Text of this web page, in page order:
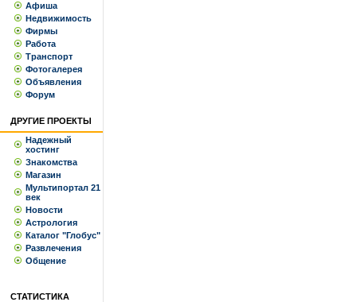
Афиша
Недвижимость
Фирмы
Работа
Транспорт
Фотогалерея
Объявления
Форум
ДРУГИЕ ПРОЕКТЫ
Надежный
хостинг
Знакомства
Магазин
Мультипортал 21
век
Новости
Астрология
Каталог "Глобус"
Развлечения
Общение
СТАТИСТИКА